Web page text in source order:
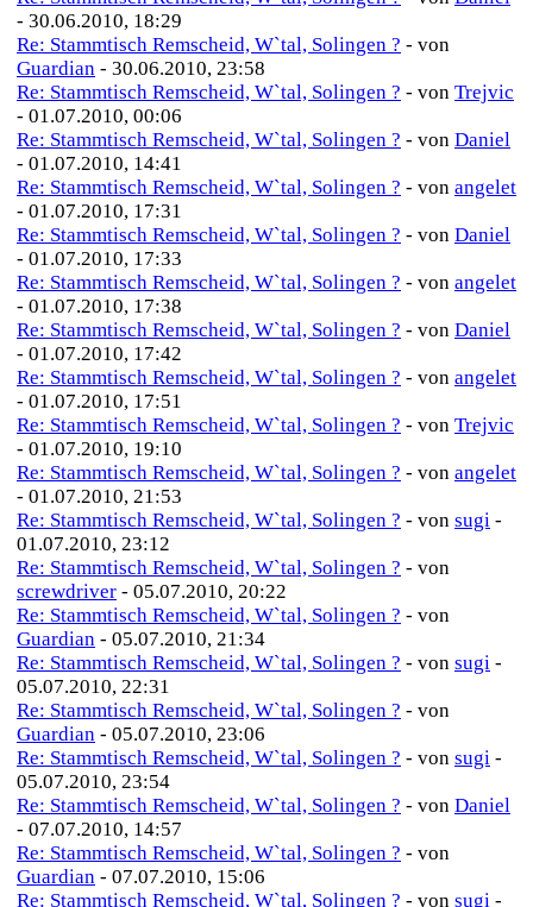
- 30.06.2010, 18:29
Re: Stammtisch Remscheid, W`tal, Solingen ? - von
Guardian - 30.06.2010, 23:58
Re: Stammtisch Remscheid, W`tal, Solingen ? - von Trejvic
- 01.07.2010, 00:06
Re: Stammtisch Remscheid, W`tal, Solingen ? - von Daniel
- 01.07.2010, 14:41
Re: Stammtisch Remscheid, W`tal, Solingen ? - von angelet
- 01.07.2010, 17:31
Re: Stammtisch Remscheid, W`tal, Solingen ? - von Daniel
- 01.07.2010, 17:33
Re: Stammtisch Remscheid, W`tal, Solingen ? - von angelet
- 01.07.2010, 17:38
Re: Stammtisch Remscheid, W`tal, Solingen ? - von Daniel
- 01.07.2010, 17:42
Re: Stammtisch Remscheid, W`tal, Solingen ? - von angelet
- 01.07.2010, 17:51
Re: Stammtisch Remscheid, W`tal, Solingen ? - von Trejvic
- 01.07.2010, 19:10
Re: Stammtisch Remscheid, W`tal, Solingen ? - von angelet
- 01.07.2010, 21:53
Re: Stammtisch Remscheid, W`tal, Solingen ? - von sugi -
01.07.2010, 23:12
Re: Stammtisch Remscheid, W`tal, Solingen ? - von
screwdriver - 05.07.2010, 20:22
Re: Stammtisch Remscheid, W`tal, Solingen ? - von
Guardian - 05.07.2010, 21:34
Re: Stammtisch Remscheid, W`tal, Solingen ? - von sugi -
05.07.2010, 22:31
Re: Stammtisch Remscheid, W`tal, Solingen ? - von
Guardian - 05.07.2010, 23:06
Re: Stammtisch Remscheid, W`tal, Solingen ? - von sugi -
05.07.2010, 23:54
Re: Stammtisch Remscheid, W`tal, Solingen ? - von Daniel
- 07.07.2010, 14:57
Re: Stammtisch Remscheid, W`tal, Solingen ? - von
Guardian - 07.07.2010, 15:06
Re: Stammtisch Remscheid, W`tal, Solingen ? - von sugi -